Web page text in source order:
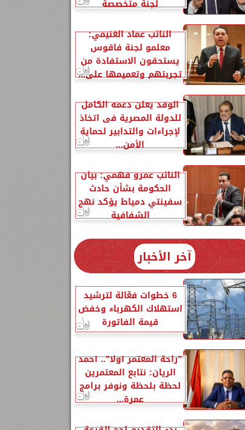
لجنة متخصصة
النائب عماد الغنيمي:
معلمو لجنة فاقوس
يستحقون الاستفادة من
تجربتهم وتعميمها على...
الوفد يعلن دعمه الكامل
للدولة المصرية فى اتخاذ
لإجراءات والتدابير لحماية
الأمن...
النائب عمرو فهمي: بيان
الحكومة بشأن حادث
سفينتي دمياط يؤكد نهج
الشفافية
آخر الأخبار
6 خطوات فعّالة لترشيد
استهلاك الكهرباء وخفض
قيمة الفاتورة
”راحة المعتمر أولًا”.. أحمد
الريان: نتابع المعتمرين
لحظة بلحظة ونوفر برامج
عمرة...